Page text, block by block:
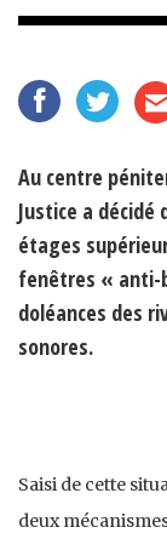
Au centre
Justice a
étages
fenêtres « anti-
doléances des
sonores.
Saisi de cette
deux